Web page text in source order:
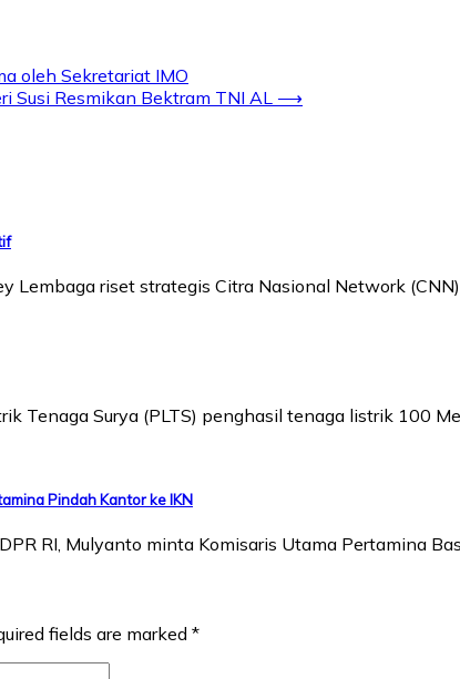
oleh Sekretariat IMO
Susi Resmikan Bektram TNI AL ⟶
Lembaga riset strategis Citra Nasional Network
Tenaga Surya (PLTS) penghasil tenaga listrik 100
Pindah Kantor ke IKN
RI, Mulyanto minta Komisaris Utama Pertamina
fields are marked *